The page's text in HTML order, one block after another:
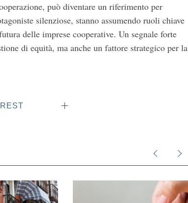
può diventare un riferimento per
silenziose, stanno assumendo ruoli chiave
delle imprese cooperative. Un segnale forte
di equità, ma anche un fattore strategico per la